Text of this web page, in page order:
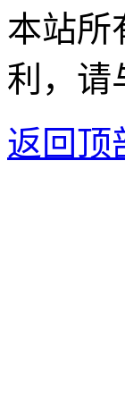
本站所
利，请
返回顶